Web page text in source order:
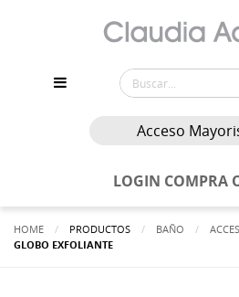
Acceso
LOGIN COMPRA
HOME PRODUCTOS BAÑO
ACTUALMENTE:
GLOBO EXFOLIANTE